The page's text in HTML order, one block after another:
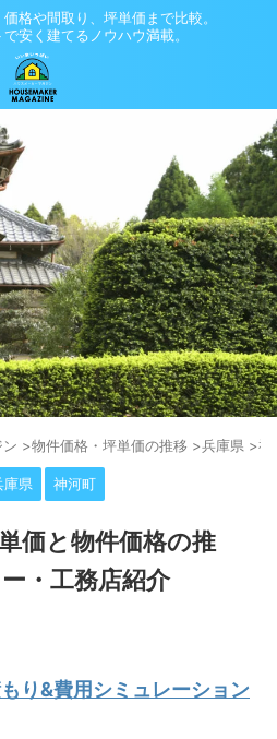
格や間取り、坪単価まで比較。
安く建てるノウハウ満載。
>物件価格・坪単価の推移 >兵庫県 >神
庫県 神河町
価と物件価格の推
・工務店紹介
り&費用シミュレーション